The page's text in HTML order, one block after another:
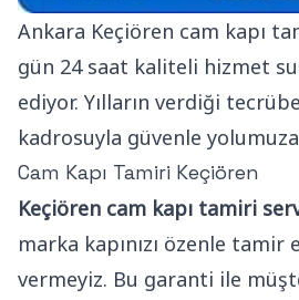
Ankara Keçiören cam kapı
gün 24 saat kaliteli hizmet
ediyor. Yılların verdiği
kadrosuyla güvenle
Cam Kapı Tamiri Keçiören
Keçiören cam kapı tamiri
marka kapınızı özenle tamir
vermeyiz. Bu garanti ile